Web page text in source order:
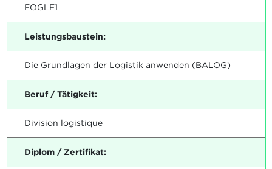
FOGLF1
Leistungsbaustein:
Die Grundlagen der Logistik anwenden (BALOG)
Beruf / Tätigkeit:
Division logistique
Diplom / Zertifikat: